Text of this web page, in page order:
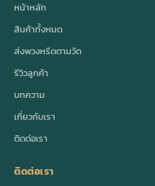
หน้าหลัก
สินค้าทั้งหมด
ส่งพวงหรีดตามวัด
รีวิวลูกค้า
บทความ
เกี่ยวกับเรา
ติดต่อเรา
ติดต่อเรา